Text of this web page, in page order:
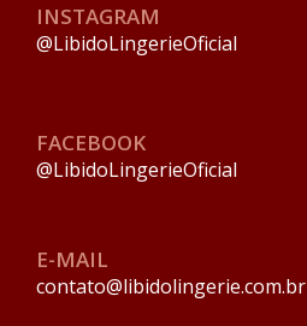
INSTAGRAM
@LibidoLingerieOficial
FACEBOOK
@LibidoLingerieOficial
E-MAIL
contato@libidolingerie.com.br